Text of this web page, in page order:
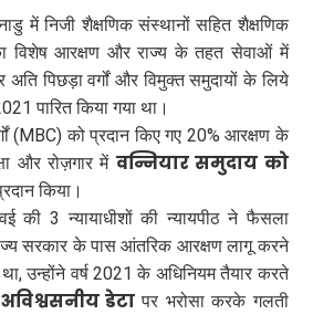
में निजी शैक्षणिक संस्थानों सहित शैक्षणिक
विशेष आरक्षण और राज्य के तहत सेवाओं में
अति पिछड़ा वर्गों और विमुक्त समुदायों के लिये
पारित किया गया था।
(MBC) को प्रदान किए गए 20% आरक्षण के
और रोज़गार में वन्नियार समुदाय को
किया।
की 3 न्यायाधीशों की न्यायपीठ ने फैसला
सरकार के पास आंतरिक आरक्षण लागू करने
था, उन्होंने वर्ष 2021 के अधिनियम तैयार करते
डेटा पर भरोसा करके गलती